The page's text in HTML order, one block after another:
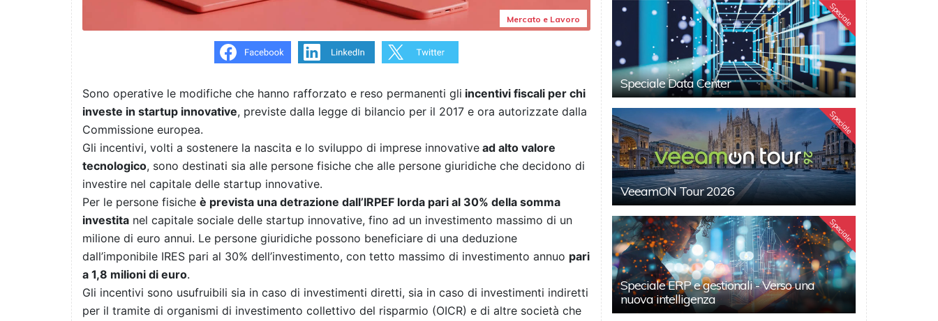
Mercato e Lavoro
Sono operative le modifiche che hanno rafforzato e reso permanenti gli incentivi fiscali per chi
investe in startup innovative, previste dalla legge di bilancio per il 2017 e ora autorizzate dalla
Commissione europea.
Gli incentivi, volti a sostenere la nascita e lo sviluppo di imprese innovative ad alto valore
tecnologico, sono destinati sia alle persone fisiche che alle persone giuridiche che decidono di
investire nel capitale delle startup innovative.
Per le persone fisiche è prevista una detrazione dall’IRPEF lorda pari al 30% della somma
investita nel capitale sociale delle startup innovative, fino ad un investimento massimo di un
milione di euro annui. Le persone giuridiche possono beneficiare di una deduzione
dall’imponibile IRES pari al 30% dell’investimento, con tetto massimo di investimento annuo pari
a 1,8 milioni di euro.
Gli incentivi sono usufruibili sia in caso di investimenti diretti, sia in caso di investimenti indiretti
per il tramite di organismi di investimento collettivo del risparmio (OICR) e di altre società che
Speciale
Speciale Data Center
Speciale
VeeamON Tour 2026
Speciale
Speciale ERP e gestionali - Verso una
nuova intelligenza